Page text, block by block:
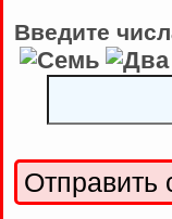
Введите